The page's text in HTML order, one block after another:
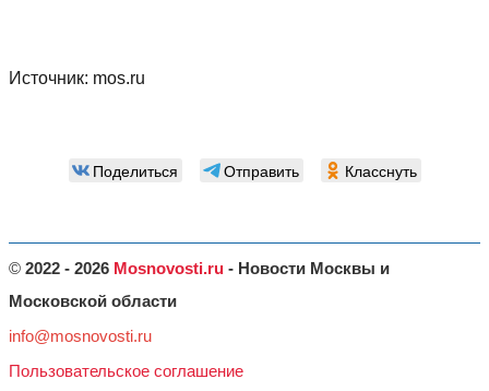
Источник: mos.ru
Поделиться Отправить Класснуть
© 2022 - 2026 Mosnovosti.ru - Новости Москвы и
Московской области
info@mosnovosti.ru
Пользовательское соглашение